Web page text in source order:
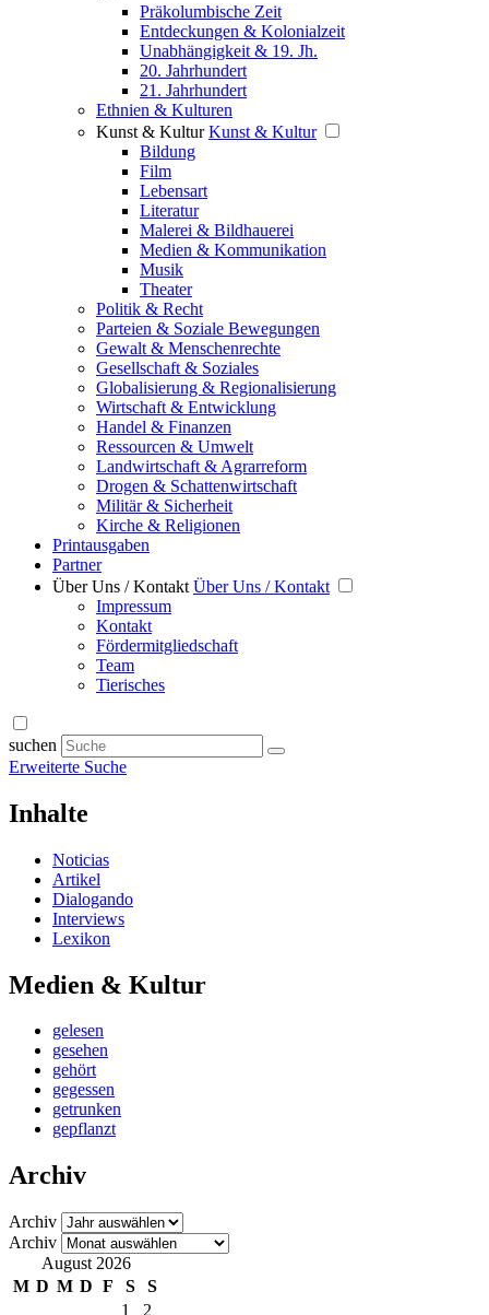
Präkolumbische Zeit
Entdeckungen & Kolonialzeit
Unabhängigkeit & 19. Jh.
20. Jahrhundert
21. Jahrhundert
Ethnien & Kulturen
Kunst & Kultur Kunst & Kultur
Bildung
Film
Lebensart
Literatur
Malerei & Bildhauerei
Medien & Kommunikation
Musik
Theater
Politik & Recht
Parteien & Soziale Bewegungen
Gewalt & Menschenrechte
Gesellschaft & Soziales
Globalisierung & Regionalisierung
Wirtschaft & Entwicklung
Handel & Finanzen
Ressourcen & Umwelt
Landwirtschaft & Agrarreform
Drogen & Schattenwirtschaft
Militär & Sicherheit
Kirche & Religionen
Printausgaben
Partner
Über Uns / Kontakt Über Uns / Kontakt
Impressum
Kontakt
Fördermitgliedschaft
Team
Tierisches
suchen
Erweiterte Suche
Inhalte
Noticias
Artikel
Dialogando
Interviews
Lexikon
Medien & Kultur
gelesen
gesehen
gehört
gegessen
getrunken
gepflanzt
Archiv
Archiv
Archiv
August 2026
M D M D F S
S
1
2